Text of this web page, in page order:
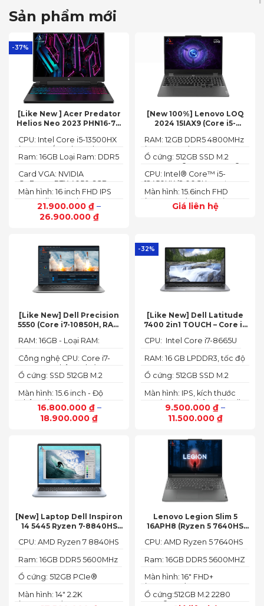
Sản phẩm mới
-37%
[Like New ] Acer Predator
Helios Neo 2023 PHN16-71-
16GB, 512GB, RTX 4050 6GB,
16″ FHD 165Hz)
21.900.000 ₫ –
26.900.000 ₫
Màn hình: 16 inch FHD IPS
165Hz SlimBezel, sRGB
100%, Acer ComfyView,
500 nits
Card VGA: NVIDIA
GeForce RTX 4050 6GB
(140W)
Ram: 16GB Loại Ram: DDR5
CPU: Intel Core i5-13500HX
(14 Cores/ 20 Threads, up
to 4.70 GHz, 24MB)
[New 100%] Lenovo LOQ
2024 15IAX9 (Core i5-
3050 6GB, 15.6″ FHD 144Hz)
Giá liên hệ
Màn hình: 15.6inch FHD
(1920x1080) IPS 300nits
Anti-glare, 100%sRGB,
CPU: Intel® Core™ i5-
12450HX (2.00GHz up to
4.40GHz, 12MB Cache)
Ổ cứng: 512GB SSD M.2
2242 PCIe® 4.0x4 NVMe®
RAM: 12GB DDR5 4800MHz
(up to 32GB)
[Like New] Dell Precision
5550 (Core i7-10850H, RAM
Quadro T1000 4G, Màn
15.6” FHD+)
16.800.000 ₫–
18.900.000 ₫
Màn hình: 15.6 inch - Độ
phân giải: FHD+ (1920 x
1200 px)
Ổ cứng: SSD 512GB M.2
Công nghệ CPU: Core i7-
10750H, 6 nhân, 12 luồng
RAM: 16GB - Loại RAM:
-32%
[Like New] Dell Latitude
7400 2in1 TOUCH – Core i7
màn hình 14 inch FHD Cảm
9.500.000 ₫ –
11.500.000 ₫
Màn hình: IPS, kích thước
14.0 inch, độ phân giải Full
HD (1920 x 1080)
Ổ cứng: 512GB SSD M.2
RAM: 16 GB LPDDR3, tốc độ
CPU: Intel Core i7-8665U
[New] Laptop Dell Inspiron
14 5445 Ryzen 7-8840HS
Radeon 780M Màn 14inch
Màn hình: 14" 2.2K
(2240X1400)
Ổ cứng: 512GB PCIe®
Ram: 16GB DDR5 5600MHz
CPU: AMD Ryzen 7 8840HS
Lenovo Legion Slim 5
16APH8 (Ryzen 5 7640HS
4060 16″ FHD+ 144Hz)
Ổ cứng:512GB M.2 2280
PCIe® 4.0 x4 SSD
Màn hình: 16" FHD+
(1920x1200) IPS
Ram: 16GB DDR5 5600MHZ
CPU: AMD Ryzen 5 7640HS